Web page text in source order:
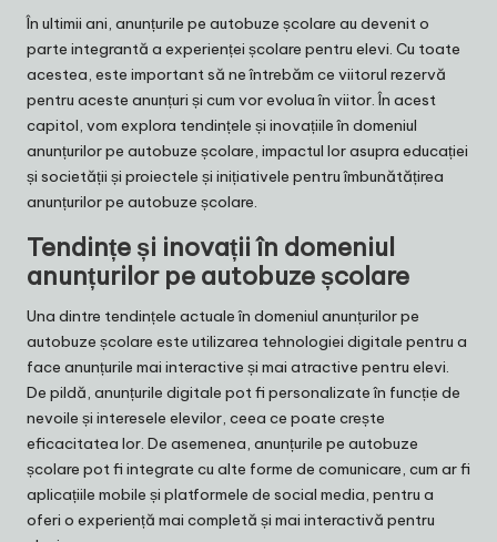
În ultimii ani, anunțurile pe autobuze școlare au devenit o
parte integrantă a experienței școlare pentru elevi. Cu toate
acestea, este important să ne întrebăm ce viitorul rezervă
pentru aceste anunțuri și cum vor evolua în viitor. În acest
capitol, vom explora tendințele și inovațiile în domeniul
anunțurilor pe autobuze școlare, impactul lor asupra educației
și societății și proiectele și inițiativele pentru îmbunătățirea
anunțurilor pe autobuze școlare.
Tendințe și inovații în domeniul
anunțurilor pe autobuze școlare
Una dintre tendințele actuale în domeniul anunțurilor pe
autobuze școlare este utilizarea tehnologiei digitale pentru a
face anunțurile mai interactive și mai atractive pentru elevi.
De pildă, anunțurile digitale pot fi personalizate în funcție de
nevoile și interesele elevilor, ceea ce poate crește
eficacitatea lor. De asemenea, anunțurile pe autobuze
școlare pot fi integrate cu alte forme de comunicare, cum ar fi
aplicațiile mobile și platformele de social media, pentru a
oferi o experiență mai completă și mai interactivă pentru